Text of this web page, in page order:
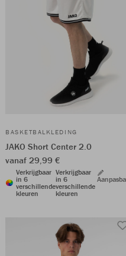
BASKETBALKLEDING
JAKO Short Center 2.0
vanaf 29,99 €
Verkrijgbaar
in 6
verschillende
kleuren
Verkrijgbaar
in 6
verschillende
kleuren